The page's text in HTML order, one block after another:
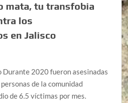
mata, tu transfobia
los
en Jalisco
Durante 2020 fueron asesinadas
de la comunidad
de 6.5 víctimas por mes.